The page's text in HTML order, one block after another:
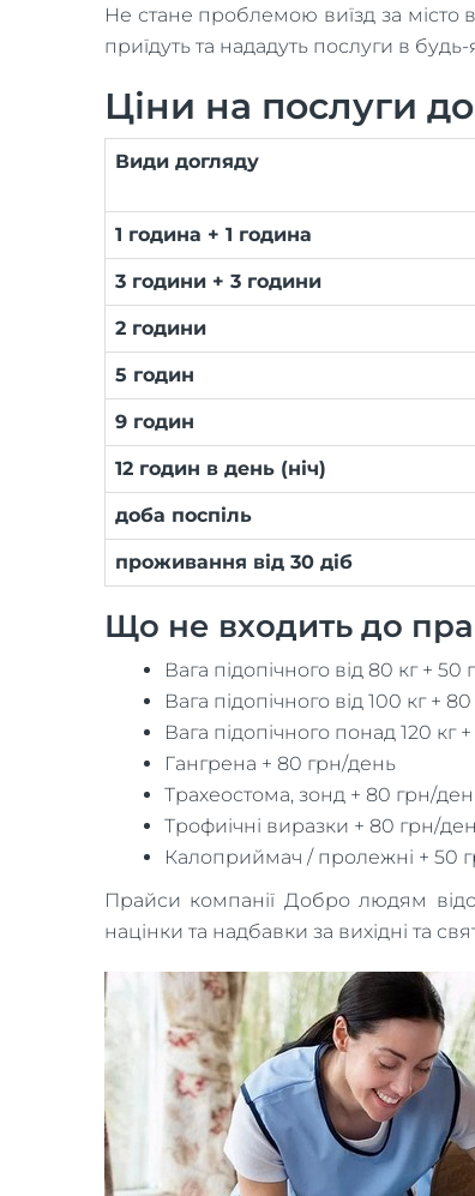
Не стане проблемою виїзд за місто
приїдуть та нададуть послуги в
Ціни на послуги
Види догляду
1 година + 1 година
3 години + 3 години
2 години
5 годин
9 годин
12 годин в день (ніч)
доба поспіль
проживання від 30 діб
Що не входить до
Вага підопічного від 80 кг + 50
Вага підопічного від 100 кг +
Вага підопічного понад 120 кг
Гангрена + 80 грн/день
Трахеостома, зонд + 80 грн/
Трофиічні виразки + 80 грн/
Калоприймач / пролежні + 50
Прайси компанії Добро людям
націнки та надбавки за вихідні та